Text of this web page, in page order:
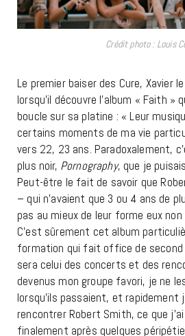
Crédit photo : Louis
Le premier baiser des Cure, Xavier
lorsqu’il découvre l’album « Faith »
boucle sur sa platine : « Leur
certains moments de ma vie
vers 22, 23 ans. Paradoxalement,
plus noir, Pornography, que je
Peut-être le fait de savoir que
– qui n’avaient que 3 ou 4 ans de
pas au mieux de leur forme eux
C’est sûrement cet album
formation qui fait office de second
sera celui des concerts et des
devenus mon groupe favori, je ne
lorsqu’ils passaient, et rapidement
rencontrer Robert Smith, ce que
finalement après quelques